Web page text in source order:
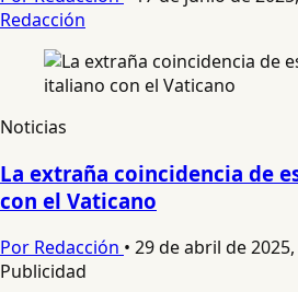
Redacción
Noticias
La extraña coincidencia de
con el Vaticano
Por Redacción • 29 de abril de
Publicidad